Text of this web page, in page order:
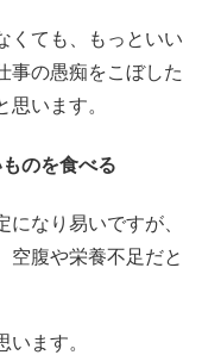
くても、もっといい
事の愚痴をこぼした
います。
のを食べる
なり易いですが、
空腹や栄養不足だと
ます。